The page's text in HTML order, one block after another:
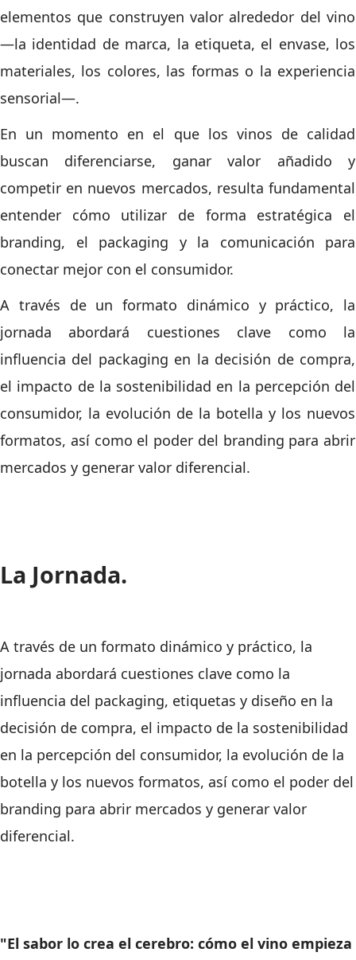
elementos que construyen valor alrededor del vino
—la identidad de marca, la etiqueta, el envase, los
materiales, los colores, las formas o la experiencia
sensorial—.
En un momento en el que los vinos de calidad
buscan diferenciarse, ganar valor añadido y
competir en nuevos mercados, resulta fundamental
entender cómo utilizar de forma estratégica el
branding, el packaging y la comunicación para
conectar mejor con el consumidor.
A través de un formato dinámico y práctico, la
jornada abordará cuestiones clave como la
influencia del packaging en la decisión de compra,
el impacto de la sostenibilidad en la percepción del
consumidor, la evolución de la botella y los nuevos
formatos, así como el poder del branding para abrir
mercados y generar valor diferencial.
La Jornada.
A través de un formato dinámico y práctico, la
jornada abordará cuestiones clave como la
influencia del packaging, etiquetas y diseño en la
decisión de compra, el impacto de la sostenibilidad
en la percepción del consumidor, la evolución de la
botella y los nuevos formatos, así como el poder del
branding para abrir mercados y generar valor
diferencial.
"El sabor lo crea el cerebro: cómo el vino empieza